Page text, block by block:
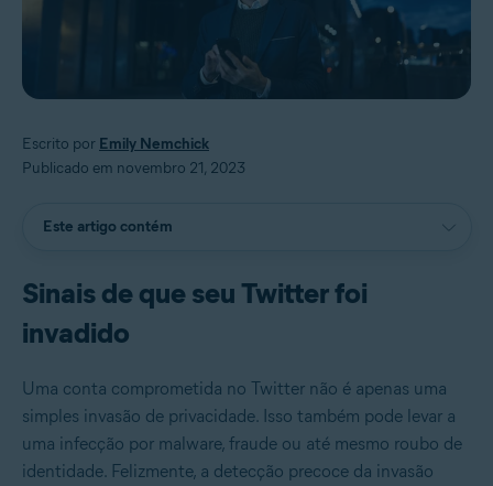
Escrito por Emily Nemchick
Publicado em novembro 21, 2023
Este artigo contém
Sinais de que seu Twitter foi
invadido
Uma conta comprometida no Twitter não é apenas uma
simples invasão de privacidade. Isso também pode levar a
uma infecção por malware, fraude ou até mesmo roubo de
identidade. Felizmente, a detecção precoce da invasão